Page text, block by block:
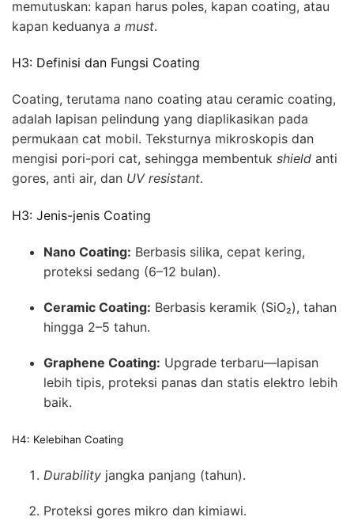
memutuskan: kapan harus poles, kapan coating, atau
kapan keduanya a must.
H3: Definisi dan Fungsi Coating
Coating, terutama nano coating atau ceramic coating,
adalah lapisan pelindung yang diaplikasikan pada
permukaan cat mobil. Teksturnya mikroskopis dan
mengisi pori-pori cat, sehingga membentuk shield anti
gores, anti air, dan UV resistant.
H3: Jenis-jenis Coating
Nano Coating: Berbasis silika, cepat kering,
proteksi sedang (6–12 bulan).
Ceramic Coating: Berbasis keramik (SiO₂), tahan
hingga 2–5 tahun.
Graphene Coating: Upgrade terbaru—lapisan
lebih tipis, proteksi panas dan statis elektro lebih
baik.
H4: Kelebihan Coating
Durability jangka panjang (tahun).
Proteksi gores mikro dan kimiawi.